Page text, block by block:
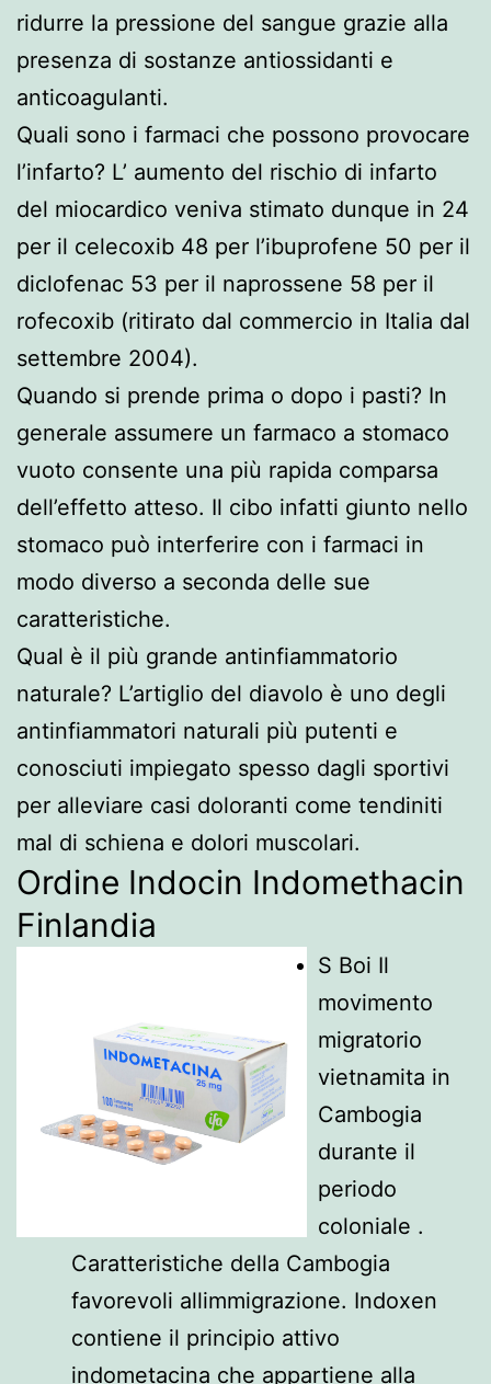
ridurre la pressione del sangue grazie alla
presenza di sostanze antiossidanti e
anticoagulanti.
Quali sono i farmaci che possono provocare
l’infarto? L’ aumento del rischio di infarto
del miocardico veniva stimato dunque in 24
per il celecoxib 48 per l’ibuprofene 50 per il
diclofenac 53 per il naprossene 58 per il
rofecoxib (ritirato dal commercio in Italia dal
settembre 2004).
Quando si prende prima o dopo i pasti? In
generale assumere un farmaco a stomaco
vuoto consente una più rapida comparsa
dell’effetto atteso. Il cibo infatti giunto nello
stomaco può interferire con i farmaci in
modo diverso a seconda delle sue
caratteristiche.
Qual è il più grande antinfiammatorio
naturale? L’artiglio del diavolo è uno degli
antinfiammatori naturali più putenti e
conosciuti impiegato spesso dagli sportivi
per alleviare casi doloranti come tendiniti
mal di schiena e dolori muscolari.
Ordine Indocin Indomethacin
Finlandia
S Boi Il
movimento
migratorio
vietnamita in
Cambogia
durante il
periodo
coloniale .
Caratteristiche della Cambogia
favorevoli allimmigrazione. Indoxen
contiene il principio attivo
indometacina che appartiene alla